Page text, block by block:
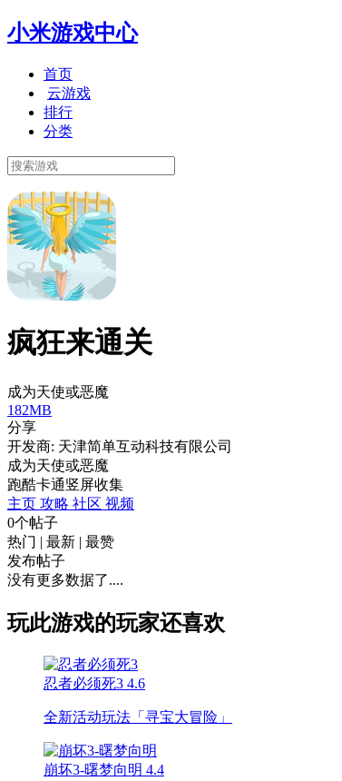
小米游戏中心
首页
云游戏
排行
分类
疯狂来通关
成为天使或恶魔
182MB
分享
开发商: 天津简单互动科技有限公司
成为天使或恶魔
跑酷卡通竖屏收集
主页 攻略 社区 视频
0个帖子
热门 | 最新 | 最赞
发布帖子
没有更多数据了....
玩此游戏的玩家还喜欢
忍者必须死3 4.6
全新活动玩法「寻宝大冒险」
崩坏3-曙梦向明 4.4